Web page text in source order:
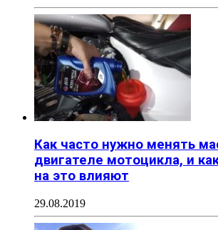
Как часто нужно менять
двигателе мотоцикла, и
на это влияют
29.08.2019